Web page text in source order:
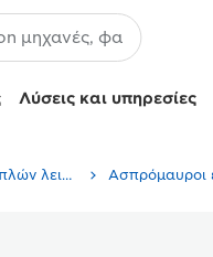
Λύσεις και υπηρεσίες
Εκτυπωτές πολλαπλών λειτουργιών – Πολυμηχανήματα